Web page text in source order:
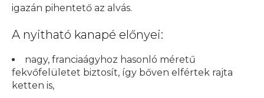
igazán pihentető az alvás.
A nyitható kanapé előnyei:
nagy, franciaágyhoz hasonló méretű
fekvőfelületet biztosít, így bőven elfértek rajta
ketten is,